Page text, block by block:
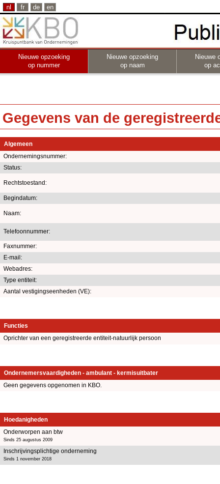
nl fr de en
Nieuwe opzoeking
op nummer
Nieuwe opzoeking
op naam
Nieuwe
op
Gegevens van de
Algemeen
Ondernemingsnummer:
Status:
Rechtstoestand:
Begindatum:
Naam:
Telefoonnummer:
Faxnummer:
E-mail:
Webadres:
Type entiteit:
Aantal vestigingseenheden (VE):
Functies
Oprichter van een geregistreerde entiteit-natuurlijk persoon
Ondernemersvaardigheden - ambulant - kermisuitbater
Geen gegevens opgenomen in KBO.
Hoedanigheden
Onderworpen aan btw
Sinds 25 augustus 2009
Inschrijvingsplichtige onderneming
Sinds 1 november 2018